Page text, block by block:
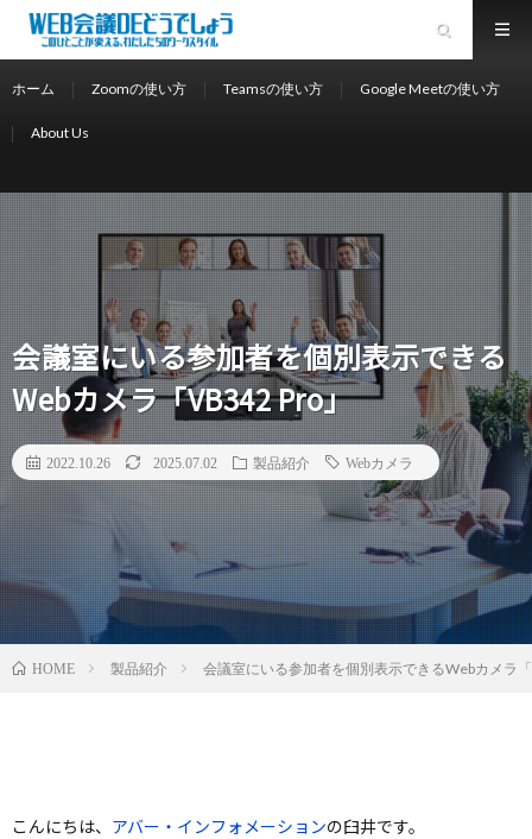
ホーム Zoomの使い方 Teamsの使い方 Google Meetの使い方
About Us
会議室にいる参加者を個別表示できる
Webカメラ「VB342 Pro」
2022.10.26 2025.07.02 製品紹介 Webカメラ
HOME 製品紹介 会議室にいる参加者を個別表示できるWebカメラ
こんにちは、 アバー・インフォメーションの臼井です。